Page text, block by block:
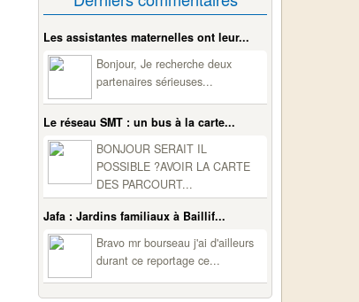
Les assistantes maternelles ont leur...
Bonjour, Je recherche deux
partenaires sérieuses...
Le réseau SMT : un bus à la carte...
BONJOUR SERAIT IL
POSSIBLE ?AVOIR LA CARTE
DES PARCOURT...
Jafa : Jardins familiaux à Baillif...
Bravo mr bourseau j'ai d'ailleurs
durant ce reportage ce...